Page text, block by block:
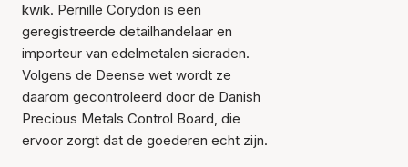
kwik. Pernille Corydon is een
geregistreerde detailhandelaar en
importeur van edelmetalen sieraden.
Volgens de Deense wet wordt ze
daarom gecontroleerd door de Danish
Precious Metals Control Board, die
ervoor zorgt dat de goederen echt zijn.